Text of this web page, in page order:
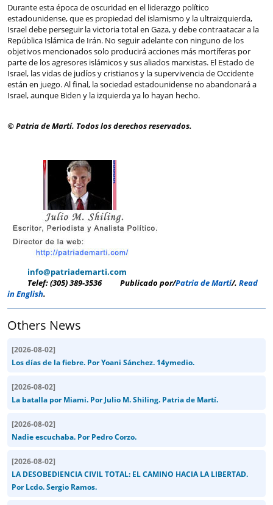
Durante esta época de oscuridad en el liderazgo político
estadounidense, que es propiedad del islamismo y la ultraizquierda,
Israel debe perseguir la victoria total en Gaza, y debe contraatacar a la
República Islámica de Irán. No seguir adelante con ninguno de los
objetivos mencionados solo producirá acciones más mortíferas por
parte de los agresores islámicos y sus aliados marxistas. El Estado de
Israel, las vidas de judíos y cristianos y la supervivencia de Occidente
están en juego. Al final, la sociedad estadounidense no abandonará a
Israel, aunque Biden y la izquierda ya lo hayan hecho.
© Patria de Martí. Todos los derechos reservados.
info@patriademarti.com
Telef: (305) 389-3536
Publicado por/Patria de Martí/. Read
in English.
Others News
[2026-08-02]
Los días de la fiebre. Por Yoani Sánchez. 14ymedio.
[2026-08-02]
La batalla por Miami. Por Julio M. Shiling. Patria de Martí.
[2026-08-02]
Nadie escuchaba. Por Pedro Corzo.
[2026-08-02]
LA DESOBEDIENCIA CIVIL TOTAL: EL CAMINO HACIA LA LIBERTAD.
Por Lcdo. Sergio Ramos.